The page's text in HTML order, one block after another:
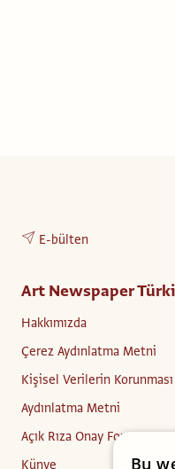
E-bülten
Art Newspaper
Hakkımızda
Çerez Aydınlatma Metni
Kişisel Verilerin Korunması
Aydınlatma Metni
Açık Rıza Onay Formu
Künye
Bu